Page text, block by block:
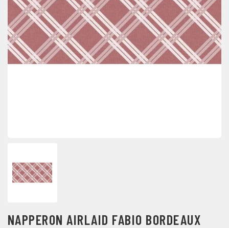
NAPPERON AIRLAID FABIO BORDEAUX